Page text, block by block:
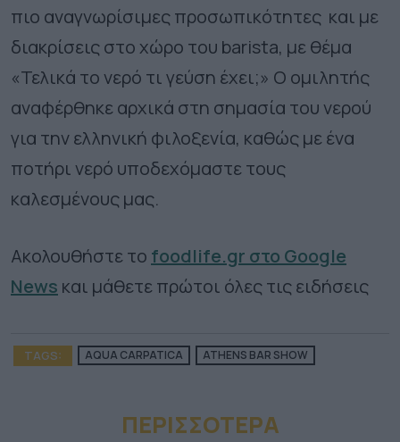
πιο αναγνωρίσιμες προσωπικότητες και με
διακρίσεις στο χώρο του barista, με θέμα
«Τελικά το νερό τι γεύση έχει;» Ο ομιλητής
αναφέρθηκε αρχικά στη σημασία του νερού
για την ελληνική φιλοξενία, καθώς με ένα
ποτήρι νερό υποδεχόμαστε τους
καλεσμένους μας.
Ακολουθήστε το foodlife.gr στο Google
News και μάθετε πρώτοι όλες τις ειδήσεις
TAGS: AQUA CARPATICA ATHENS BAR SHOW
ΠΕΡΙΣΣΟΤΕΡA